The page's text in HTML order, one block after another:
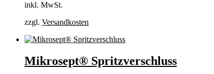
inkl. MwSt.
zzgl. Versandkosten
Mikrosept® Spritzverschluss